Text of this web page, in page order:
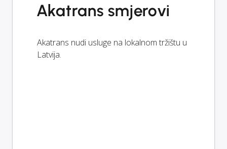
Akatrans smjerovi
Akatrans nudi usluge na lokalnom tržištu u
Latvija.